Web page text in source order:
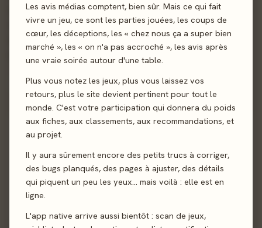
Les avis médias comptent, bien sûr. Mais ce qui fait
vivre un jeu, ce sont les parties jouées, les coups de
cœur, les déceptions, les « chez nous ça a super bien
marché », les « on n'a pas accroché », les avis après
une vraie soirée autour d'une table.
Plus vous notez les jeux, plus vous laissez vos
retours, plus le site devient pertinent pour tout le
monde. C'est votre participation qui donnera du poids
aux fiches, aux classements, aux recommandations, et
au projet.
Il y aura sûrement encore des petits trucs à corriger,
des bugs planqués, des pages à ajuster, des détails
qui piquent un peu les yeux… mais voilà : elle est en
ligne.
L'app native arrive aussi bientôt : scan de jeux,
notre Lune afin d'aider l'Humanité à survivre ailleurs dans la
Galaxie. En effet, le destin de la Terre est scellé et le
temps presse ! Quelle faction sera la plus apte à diriger
l'avenir de notre race là-bas, très loin dans l'espace ?
Exploration Pose d’ouvriers
Sortie 26 janvier 2024
Auteur Johannes Goupy ·Gilles Lasfargues
Illustration Miguel Coimbra
La Boîte de Jeu